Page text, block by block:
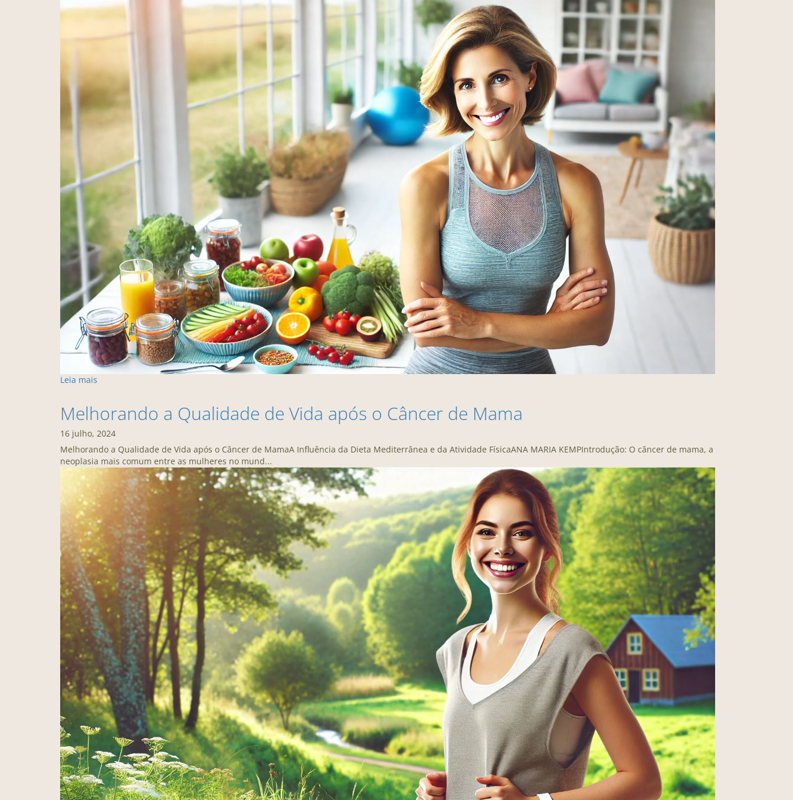
Leia mais
Melhorando a Qualidade de Vida após o Câncer de Mama
16 julho, 2024
Melhorando a Qualidade de Vida após o Câncer de MamaA Influência da Dieta Mediterrânea e da Atividade FísicaANA MARIA KEMPIntrodução: O câncer de mama, a
neoplasia mais comum entre as mulheres no mund...